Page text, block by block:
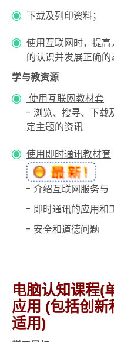
下载及列印资料；
使用互联网时，提
的认识并发展正确的
学与教资源
使用互联网教材套
- 浏览、搜寻、下载
定主题的资讯
使用即时通讯教材套
- 介绍互联网服务与
- 即时通讯的应用和
- 安全和道德问题
电脑认知课程(
应用 (包括创
适用)